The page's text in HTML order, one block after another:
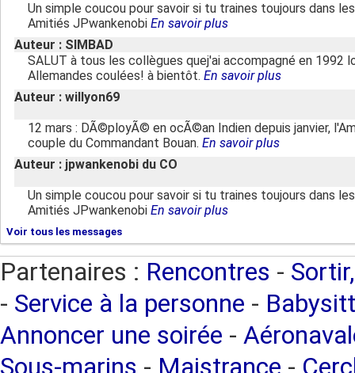
Un simple coucou pour savoir si tu traines toujours dans
Amitiés JPwankenobi En savoir plus
Auteur : SIMBAD
SALUT à tous les collègues quej'ai accompagné en
Allemandes coulées! à bientôt. En savoir plus
Auteur : willyon69
12 mars : DÃ©ployÃ© en ocÃ©an Indien depuis janvier,
couple du Commandant Bouan. En savoir plus
Auteur : jpwankenobi du CO
Un simple coucou pour savoir si tu traines toujours dans
Amitiés JPwankenobi En savoir plus
Voir tous les messages
Partenaires : Rencontres -
- Service à la personne -
Annoncer une soirée -
Sous-marins - Maistrance -